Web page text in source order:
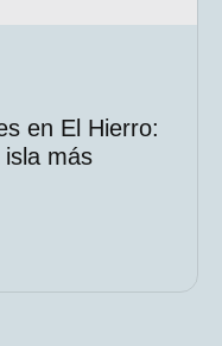
en El Hierro:
más